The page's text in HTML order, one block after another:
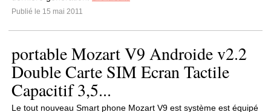
Publié le 15 mai 2011
portable Mozart V9 Androide v2.2
Double Carte SIM Ecran Tactile
Capacitif 3,5...
Le tout nouveau Smart phone Mozart V9 est système est équipé